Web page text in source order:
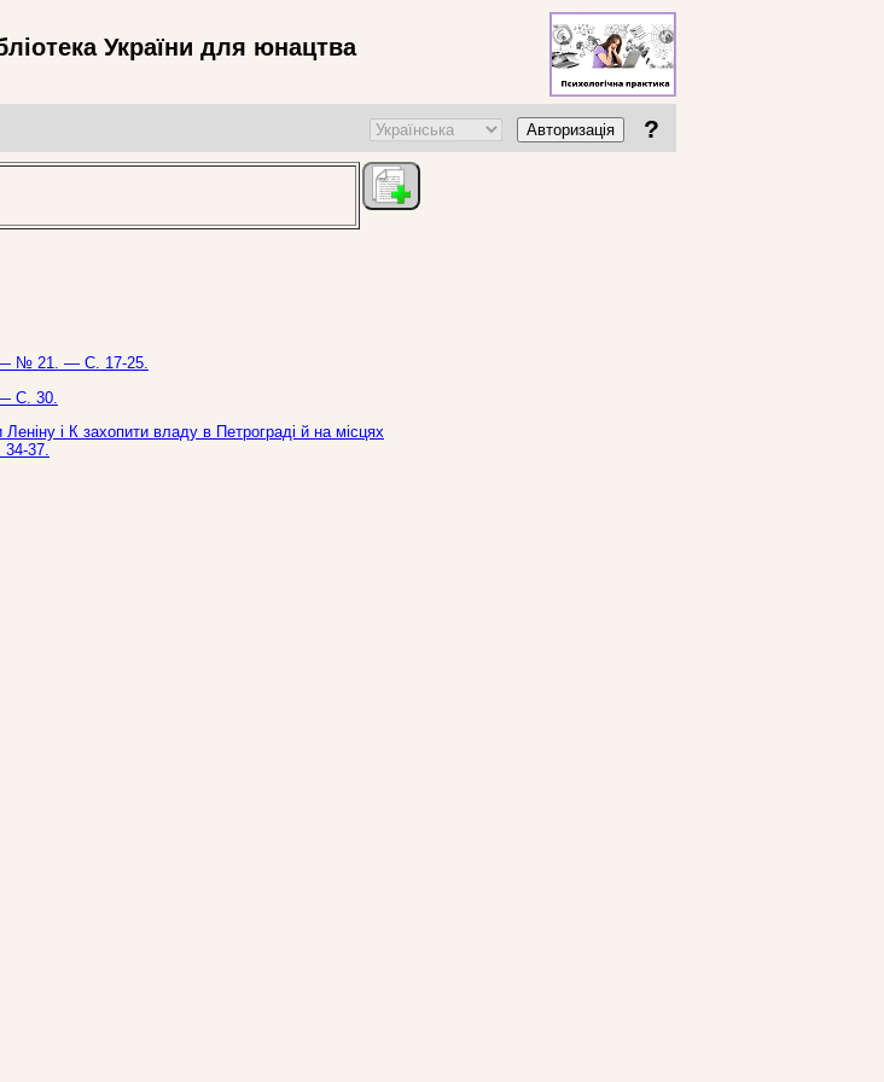
України для юнацтва
Авторизація ?
— № 21. — С. 17-25.
С. 30.
і К захопити владу в Петрограді й на місцях
37.